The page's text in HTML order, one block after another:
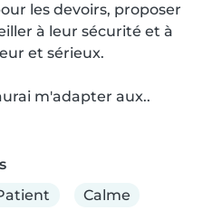
les devoirs, proposer
à leur sécurité et à
et sérieux.
m'adapter aux..
Calme